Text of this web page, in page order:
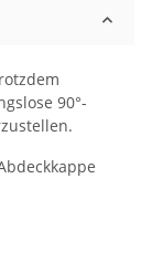
90°-